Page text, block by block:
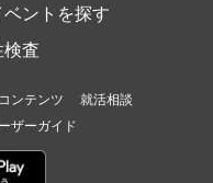
ベントを探す
検査
ンテンツ
就活相談
ザーガイド